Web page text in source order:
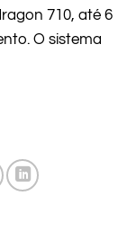
710, até 6
O sistema